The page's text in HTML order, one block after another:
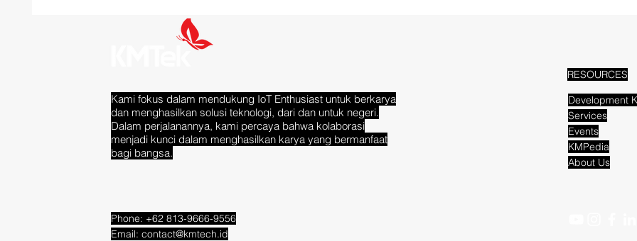
Kami fokus dalam mendukung IoT Enthusiast untuk berkarya
dan menghasilkan solusi teknologi, dari dan untuk negeri.
Dalam perjalanannya, kami percaya bahwa kolaborasi
menjadi kunci dalam menghasilkan karya yang bermanfaat
bagi bangsa.
Phone: +62 813-9666-9556
Email: contact@kmtech.id
RESOURCES
Development
Services
Events
KMPedia
About Us